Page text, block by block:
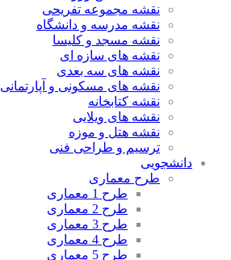
نقشه مجموعه تفریحی
نقشه مدرسه و دانشگاه
نقشه مسجد و کلیسا
نقشه های سازه ای
نقشه های سه بعدی
نقشه های مسکونی و آپارتمانی
نقشه کتابخانه
نقشه های ویلایی
نقشه هتل و موزه
ترسیم و طراحی فنی
دانشجویی
طرح معماری
طرح 1 معماری
طرح 2 معماری
طرح 3 معماری
طرح 4 معماری
طرح 5 معماری